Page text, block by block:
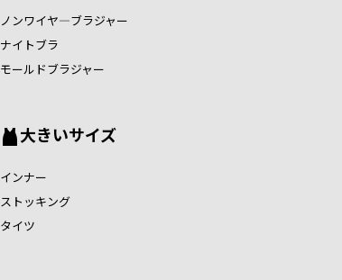
ノンワイヤ―ブラジャー
ナイトブラ
モールドブラジャー
大きいサイズ
インナー
ストッキング
タイツ